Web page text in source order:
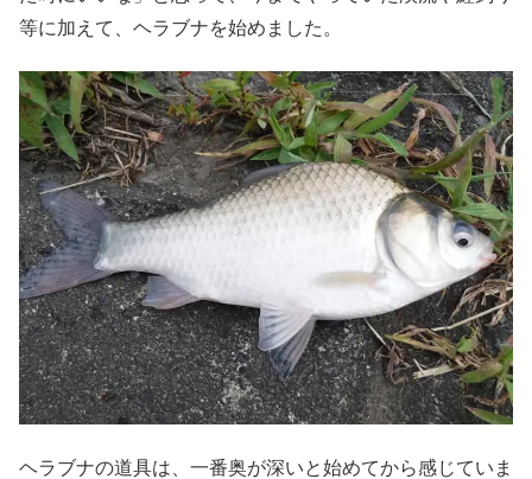
等に加えて、ヘラブナを始めました。
ヘラブナの道具は、一番奥が深いと始めてから感じていま